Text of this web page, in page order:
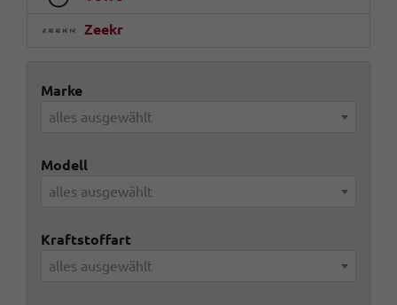
Zeekr
Marke
alles ausgewählt
Modell
alles ausgewählt
Kraftstoffart
alles ausgewählt